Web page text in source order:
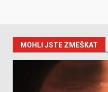
MOHLI JSTE ZMEŠKAT